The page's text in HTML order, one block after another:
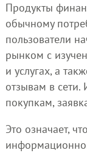
Продукты
обычному
пользователи
рынком с
и услугах, а
отзывам в сети.
покупкам,
Это означает,